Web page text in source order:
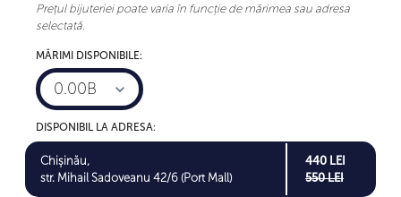
Prețul bijuteriei poate varia în funcție de mărimea sau adresa
selectată.
MĂRIMI DISPONIBILE:
0.00B
DISPONIBIL LA ADRESA:
Chișinău,
str. Mihail Sadoveanu 42/6 (Port Mall)
440 LEI
550 LEI